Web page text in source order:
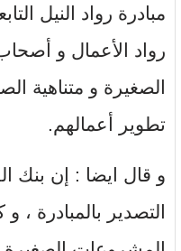
مبادرة رواد النيل
رواد الأعمال و
الصغيرة و متناهية
تطوير أعمالهم.
و قال ايضا : إن بنك
التصدير بالمبادرة ،